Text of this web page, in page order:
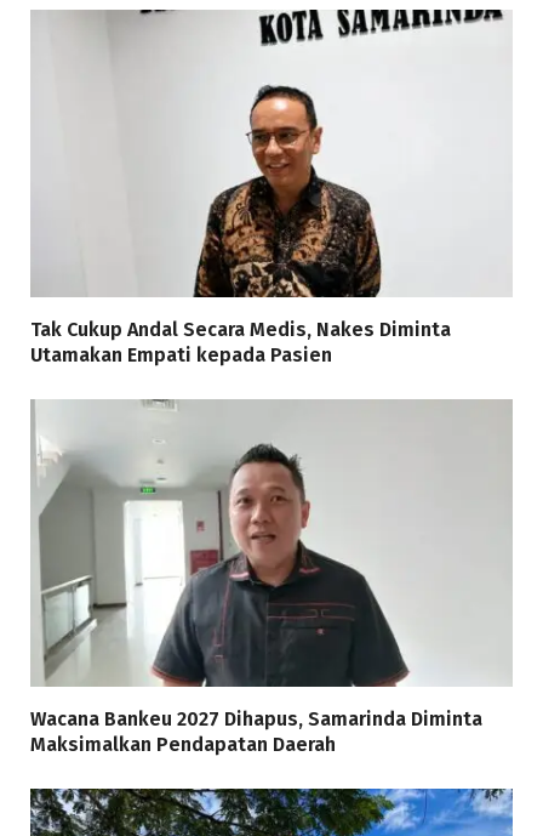
Tak Cukup Andal Secara Medis, Nakes Diminta
Utamakan Empati kepada Pasien
Wacana Bankeu 2027 Dihapus, Samarinda Diminta
Maksimalkan Pendapatan Daerah